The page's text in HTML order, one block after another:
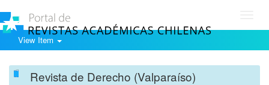
View Item
Revista de Derecho (Valparaíso)